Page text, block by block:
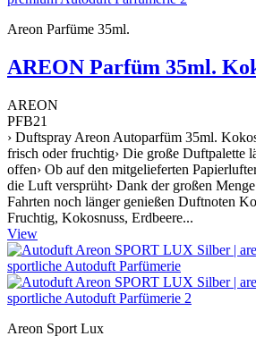
Areon Parfüme 35ml.
AREON Parfüm 35ml.
AREON
PFB21
› Duftspray Areon Autoparfüm 35ml.
frisch oder fruchtig› Die große Duftpalette
offen› Ob auf den mitgelieferten
die Luft versprüht› Dank der großen
Fahrten noch länger genießen Duftnoten
Fruchtig, Kokosnuss, Erdbeere...
View
Areon Sport Lux